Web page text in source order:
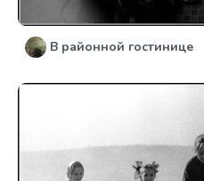
В районной гостинице